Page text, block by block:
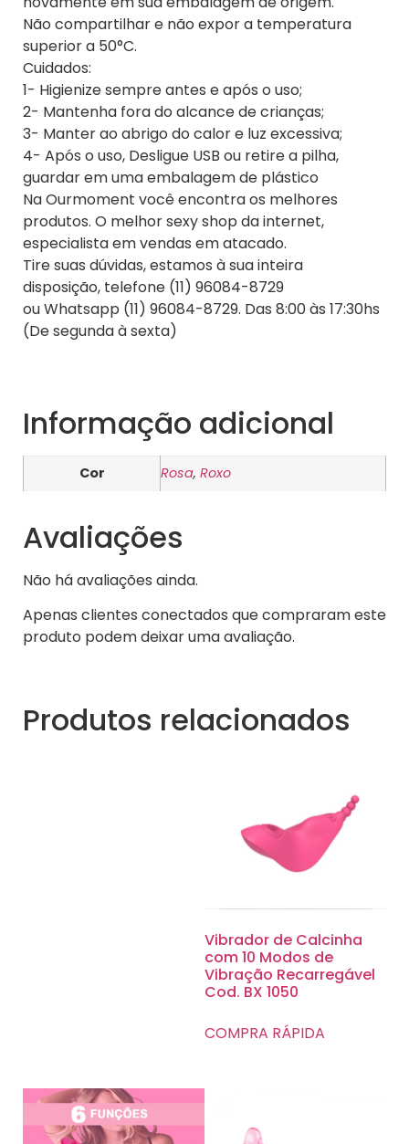
Não compartilhar e não expor a temperatura
superior a 50°C.
Cuidados:
1- Higienize sempre antes e após o uso;
2- Mantenha fora do alcance de crianças;
3- Manter ao abrigo do calor e luz excessiva;
4- Após o uso, Desligue USB ou retire a pilha,
guardar em uma embalagem de plástico
Na Ourmoment você encontra os melhores
produtos. O melhor sexy shop da internet,
especialista em vendas em atacado.
Tire suas dúvidas, estamos à sua inteira
disposição, telefone (11) 96084-8729
ou Whatsapp (11) 96084-8729. Das 8:00 às 17:30hs
(De segunda à sexta)
Informação adicional
Cor Rosa, Roxo
Avaliações
Não há avaliações ainda.
Apenas clientes conectados que compraram este
produto podem deixar uma avaliação.
Produtos relacionados
Vibrador de Calcinha
com 10 Modos de
Vibração Recarregável
Cod. BX 1050
COMPRA RÁPIDA